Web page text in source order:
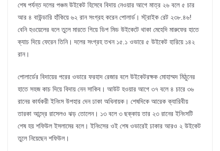
শেষ পর্যন্ত দলের পঞ্চম উইকেট হিসেবে বিদায় নেওয়ার আগে মাত্র ২৬ বলে ৫ চার
আর ৪ বাউন্ডারি হাঁকিয়ে ৬২ রান সংগ্রহ করেন পোলার্ড। স্ট্রাইক রেট ২৩৮.৪৬!
বেনি হওয়েলের বলে তুলে মারতে গিয়ে ডিপ মিড উইকেটে থাকা মেহেদি মারুফের হাতে
ক্যাচ দিয়ে ফেরেন তিনি। দলের সংগ্রহ তখন ১৫.১ ওভারে ৫ উইকেট হারিয়ে ১৪২
রান।
পোলার্ডের বিদায়ের পরের ওভারে ফরহাদ রেজার বলে উইকেটরক্ষক মোহাম্মদ মিঠুনের
হাতে সহজ কাচ দিয়ে বিদায় নেন সাকিব। আউট হওয়ার আগে ৩৭ বলে ৪ চারে ৩৬
রানের কার্যকরী ইনিংস উপহার দেন ঢাকা অধিনায়ক। শেষদিকে আরেক ক্যারিবীয়
তারকা আন্দ্রে রাসেলও ঝড় তোলেন। ১৩ বলে ৩ ছক্কায় তার ২৩ রানের ইনিংসটি
শেষ হয় শফিউল ইসলামের বলে। ইনিংসের ওই শেষ ওভারেই ঢাকার আরও ২ উইকেট
তুলে নিয়েছেন শফিউল।